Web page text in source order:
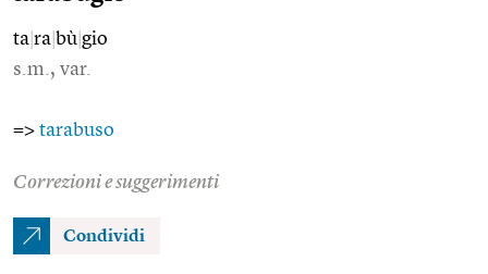
ta ra bù gio
s.m., var.
=> tarabuso
Correzioni e suggerimenti
Condividi